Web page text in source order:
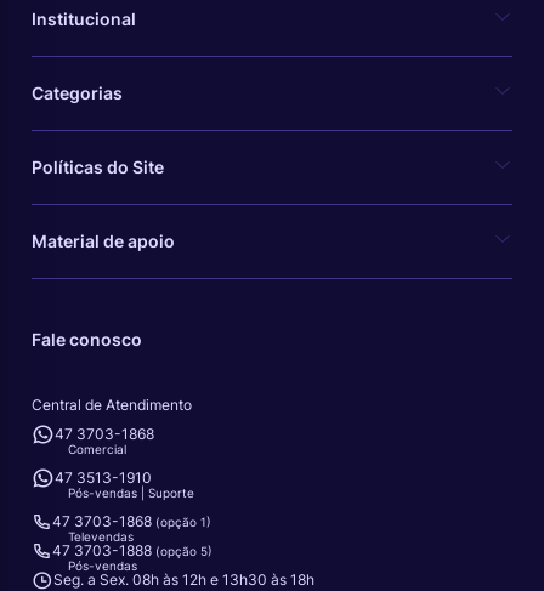
Institucional
Categorias
Políticas do Site
Material de apoio
Fale conosco
Central de Atendimento
47 3703-1868
Comercial
47 3513-1910
Pós-vendas | Suporte
47 3703-1868 (opção 1)
Televendas
47 3703-1888 (opção 5)
Pós-vendas
Seg. a Sex. 08h às 12h e 13h30 às 18h